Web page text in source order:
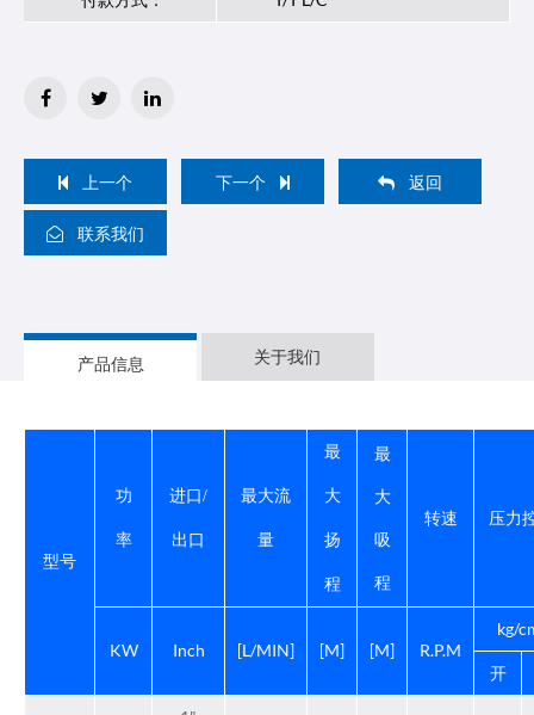
上一个 下一个 返回
联系我们
产品信息 关于我们
型号
功
率
进口/
出口
最大流
量
最
大
扬
程
最
大
吸
程
转速 压力
KW Inch [L/MIN] [M] [M] R.P.M
kg/
开